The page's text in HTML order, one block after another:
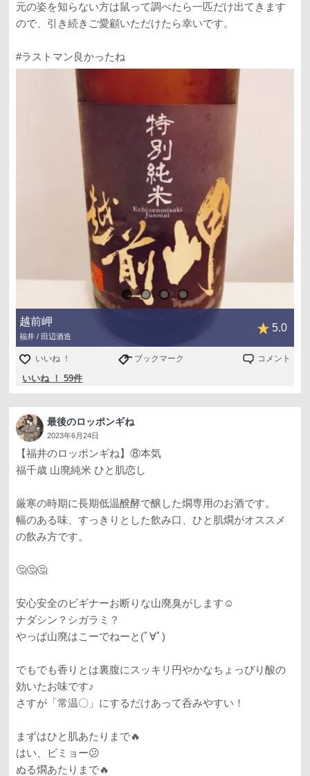
元の姿を知らない方は鼠って調べたら一匹だけ出てきます
ので、引き続きご愛顧いただけたら幸いです。
#ラストマン良かったね
越前岬
福井 / 田辺酒造
5.0
いいね ！ ブックマーク コメント
いいね ！ 59件
最後のロッポンギね
2023年6月24日
【福井のロッポンギね】⑧本気
福千歳 山廃純米 ひと肌恋し
厳寒の時期に長期低温醗酵で醸した燗専用のお酒です。
幅のある味、すっきりとした飲み口、ひと肌燗がオススメ
の飲み方です。
🤔🤔🤔
安心安全のビギナーお断りな山廃臭がします☺️
ナダシン？シガラミ？
やっぱ山廃はこーでねーと(ﾟ∀ﾟ)
でもでも香りとは裏腹にスッキリ円やかなちょっぴり酸の
効いたお味です♪
さすが「常温〇」にするだけあって呑みやすい！
まずはひと肌あたりまで🔥
はい、ビミョー😕
ぬる燗あたりまで🔥